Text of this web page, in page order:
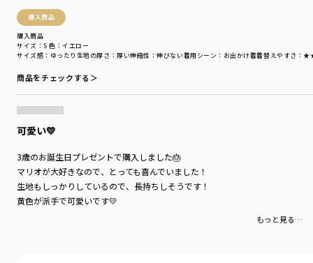
購入商品
購入商品
サイズ感 ：ゆったり 生地の厚さ ：厚い伸縮性 ：伸びない着用シーン ：お出かけ着着替えやすさ ：
サイズ：S 色：イエロー
商品をチェックする＞
可愛い💛
3歳のお誕生日プレゼントで購入しました🎂
マリオが大好きなので、とっても喜んでいました！
生地もしっかりしているので、長持ちしそうです！
黄色が派手で可愛いです💛
もっと見る…
りませんので、ラッピング袋をお選び下さい。
ブランド
シーズン
／2025秋冬
カラー
／ホワイト
商品番号